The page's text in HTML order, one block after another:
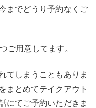
までどうり予約なくご
ご用意してます。
てしまうこともありま
まとめてテイクアウト
にてご予約いただきま